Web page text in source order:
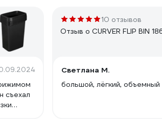
съехал
10 отзывов
Отзыв о CURVER FLIP BIN
Светлана М.
большой, лёгкий, объемный